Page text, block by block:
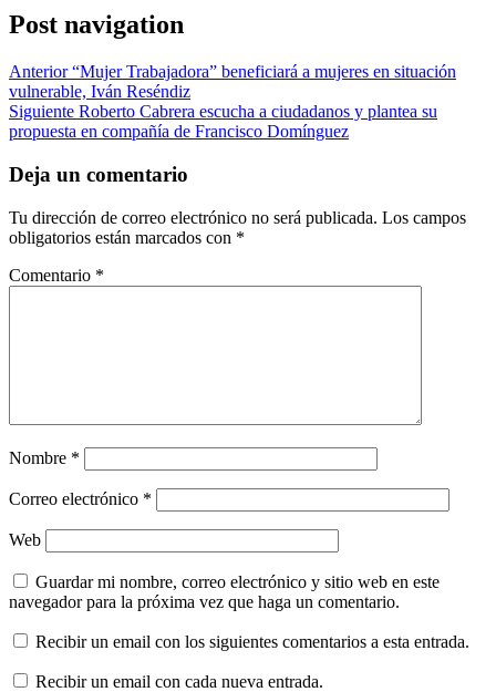
Post navigation
Anterior“Mujer Trabajadora” beneficiará a mujeres en situación
vulnerable, Iván Reséndiz
Siguiente Roberto Cabrera escucha a ciudadanos y plantea su
propuesta en compañía de Francisco Domínguez
Deja un comentario
Tu dirección de correo electrónico no será publicada. Los campos
obligatorios están marcados con *
Comentario *
Nombre *
Correo electrónico *
Web
Guardar mi nombre, correo electrónico y sitio web en este
navegador para la próxima vez que haga un comentario.
Recibir un email con los siguientes comentarios a esta entrada.
Recibir un email con cada nueva entrada.